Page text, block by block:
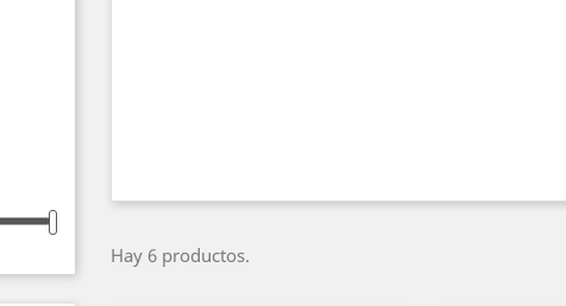
Hay 6 productos.